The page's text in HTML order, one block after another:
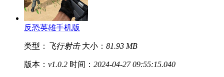
反恐英雄手机版
类型： 飞行射击 大小： 81.93 MB
版本： v1.0.2 时间： 2024-04-27 09:55:15.040